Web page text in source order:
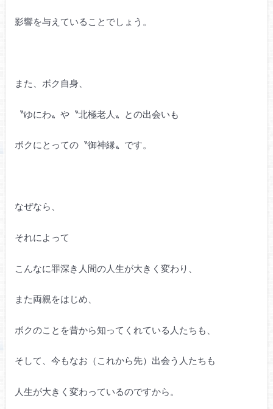
影響を与えていることでしょう。
また、ボク自身、
〝ゆにわ〟や〝北極老人〟との出会いも
ボクにとっての〝御神縁〟です。
なぜなら、
それによって
こんなに罪深き人間の人生が大きく変わり、
また両親をはじめ、
ボクのことを昔から知ってくれている人たちも、
そして、今もなお（これから先）出会う人たちも
人生が大きく変わっているのですから。